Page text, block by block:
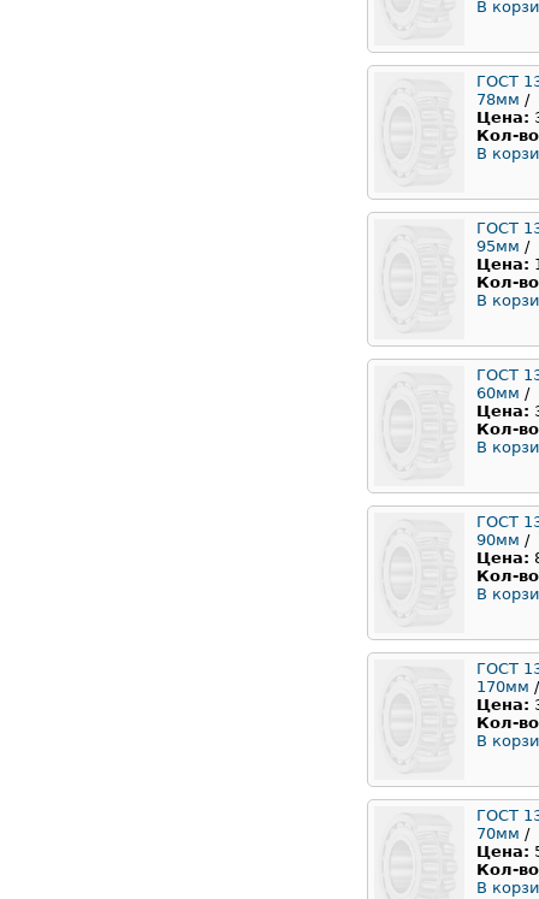
В
ГОСТ
78мм /
Цена:
Кол-
В
ГОСТ
95мм /
Цена:
Кол-
В
ГОСТ
60мм /
Цена:
Кол-
В
ГОСТ
90мм /
Цена:
Кол-
В
ГОСТ
170мм /
Цена:
Кол-
В
ГОСТ
70мм /
Цена:
Кол-
В